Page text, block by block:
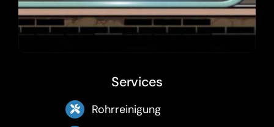
Services
Rohrreinigung